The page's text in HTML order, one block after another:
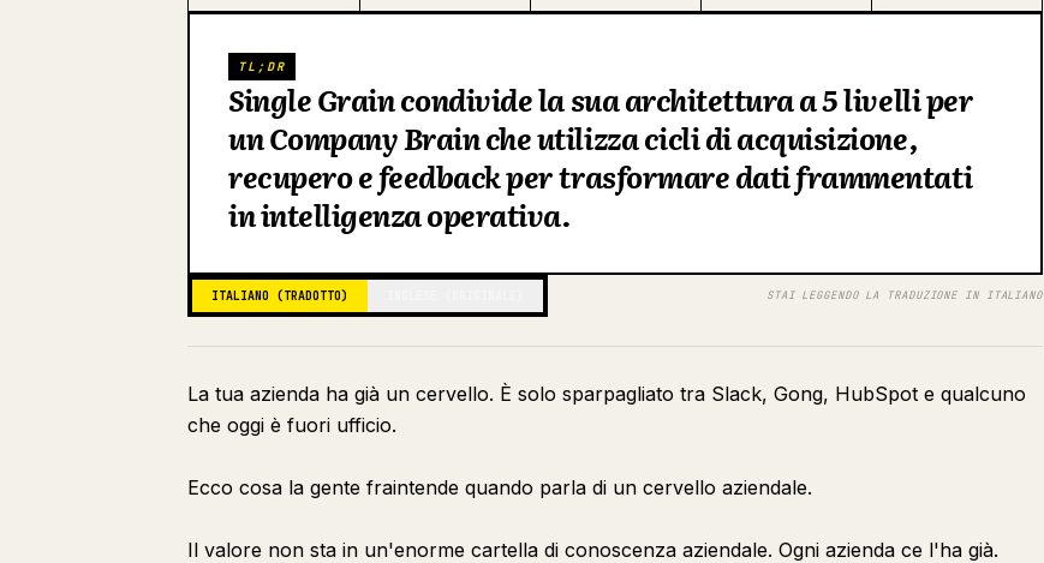
TL;DR
Single Grain condivide la sua architettura a 5 livelli per
un Company Brain che utilizza cicli di acquisizione,
recupero e feedback per trasformare dati frammentati
in intelligenza operativa.
ITALIANO (TRADOTTO) STAI LEGGENDO LA TRADUZIONE IN ITALIANO
La tua azienda ha già un cervello. È solo sparpagliato tra Slack, Gong, HubSpot e qualcuno
che oggi è fuori ufficio.
Ecco cosa la gente fraintende quando parla di un cervello aziendale.
Il valore non sta in un'enorme cartella di conoscenza aziendale. Ogni azienda ce l'ha già.